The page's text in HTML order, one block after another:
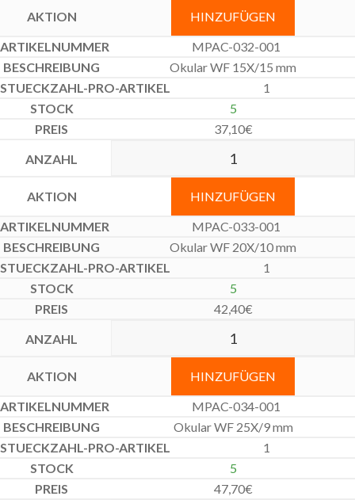
HINZUFÜGEN
MPAC-032-001
Okular WF 15X/15 mm
1
5
37,10€
HINZUFÜGEN
MPAC-033-001
Okular WF 20X/10 mm
1
5
42,40€
HINZUFÜGEN
MPAC-034-001
Okular WF 25X/9 mm
1
5
47,70€